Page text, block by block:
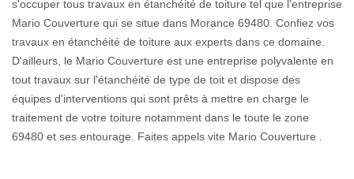
s'occuper tous travaux en étanchéité de toiture tel que l'entreprise
Mario Couverture qui se situe dans Morance 69480. Confiez vos
travaux en étanchéité de toiture aux experts dans ce domaine.
D'ailleurs, le Mario Couverture est une entreprise polyvalente en
tout travaux sur l'étanchéité de type de toit et dispose des
équipes d'interventions qui sont prêts à mettre en charge le
traitement de votre toiture notamment dans le toute le zone
69480 et ses entourage. Faites appels vite Mario Couverture .